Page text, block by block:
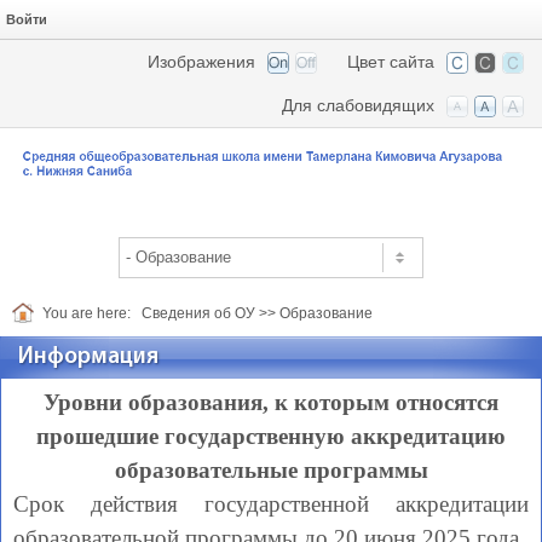
Войти
Цвет сайта
Изображения
Для слабовидящих
You are here: Сведения об ОУ >> Образование
Информация
Уровни образования, к которым относятся
прошедшие государственную аккредитацию
образовательные программы
Срок действия государственной аккредитации